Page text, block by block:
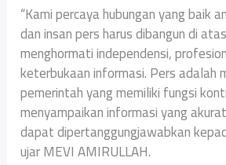
“Kami percaya hubungan yang baik
dan insan pers harus dibangun di
menghormati independensi,
keterbukaan informasi. Pers adalah
pemerintah yang memiliki fungsi
menyampaikan informasi yang
dapat dipertanggungjawabkan
ujar MEVI AMIRULLAH.